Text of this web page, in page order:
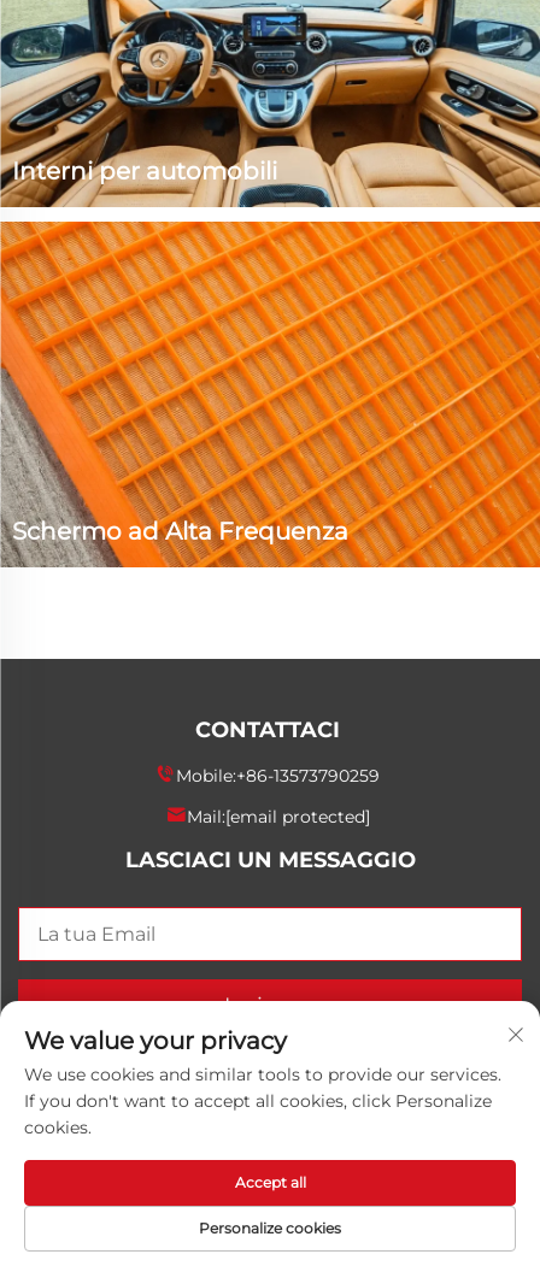
Interni per automobili
Gli agenti di scarico per PU prodotti dalla nostra azienda
possono essere utilizzati anche per lo sformaggio di
componenti interni automobilistici, come cuscini dei
sedili, poggiatesta, volanti, braccioli, soffitti, tappetini,
componenti del muso anteriore e altro. I clienti possono
scegliere tra o...
Schermo ad Alta Frequenza
CONTATTACI
Mobile:+86-13573790259
Mail:[email protected]
LASCIACI UN MESSAGGIO
Invia ora
Copyright © 2026 China Shandong Luwanhong
sulla privacy
We value your privacy
We use cookies and similar tools to provide our services.
If you don't want to accept all cookies, click Personalize
cookies.
Personalize cookies
Accept all